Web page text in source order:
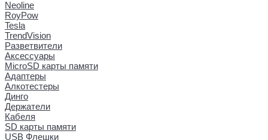
Neoline
RoyPow
Tesla
TrendVision
Разветвители
Аксессуары
MicroSD карты памяти
Адаптеры
Алкотестеры
Динго
Держатели
Кабеля
SD карты памяти
USB Флешки